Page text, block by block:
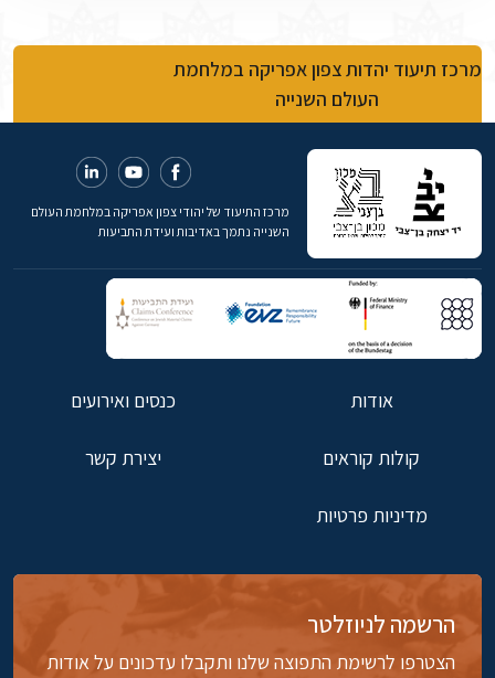
מרכז תיעוד יהדות צפון אפריקה במלחמת
העולם השנייה
מרכז התיעוד של יהודי צפון אפריקה במלחמת העולם
השנייה נתמך באדיבות ועידת התביעות
אודות כנסים ואירועים
קולות קוראים יצירת קשר
מדיניות פרטיות
הרשמה לניוזלטר
הצטרפו לרשימת התפוצה שלנו ותקבלו עדכונים על אודות